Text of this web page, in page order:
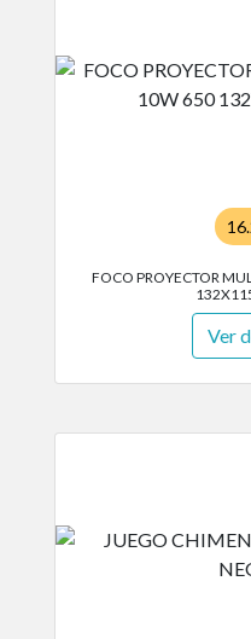
FOCO PROYECTOR
Ver